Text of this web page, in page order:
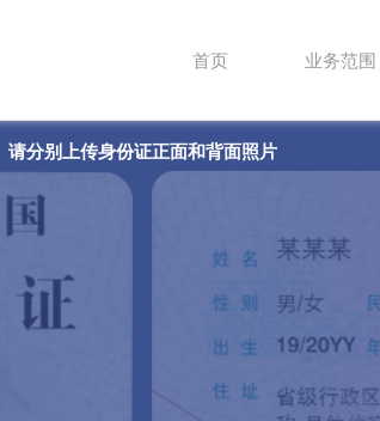
首页 业务范围
请分别上传身份证正面和背面照片